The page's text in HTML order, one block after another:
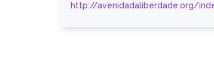
http://avenidadaliberdade.org/